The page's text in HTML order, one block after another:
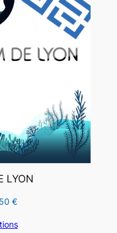
LYON
€Plage
prix :